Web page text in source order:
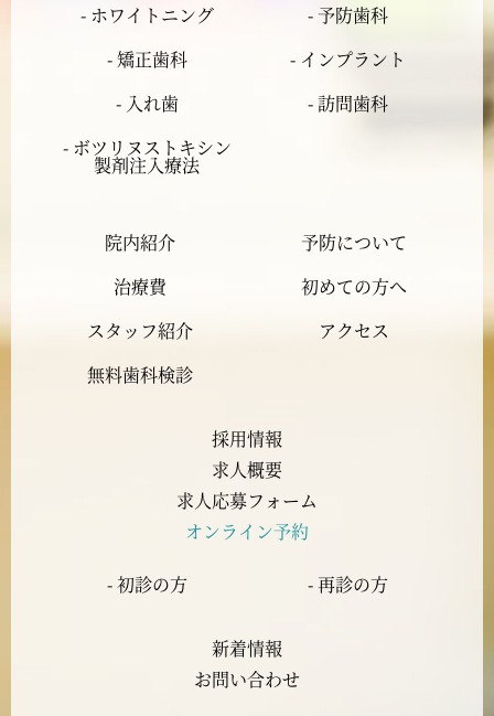
2024年2月
2023年11月
2023年8月
2023年7月
2023年4月
- ホワイトニング
- 予防歯科
- 矯正歯科
- インプラント
- 入れ歯
- 訪問歯科
- ボツリヌストキシン
製剤注入療法
院内紹介
予防について
治療費
初めての方へ
スタッフ紹介
アクセス
無料歯科検診
採用情報
求人概要
求人応募フォーム
オンライン予約
- 初診の方 - 再診の方
新着情報
お問い合わせ